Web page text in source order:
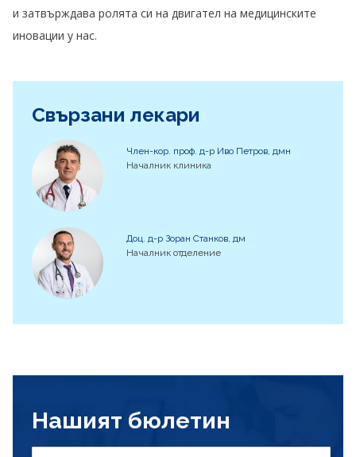
и затвърждава ролята си на двигател на медицинските
иновации у нас.
Свързани лекари
Член-кор. проф. д-р Иво Петров, дмн
Началник клиника
Доц. д-р Зоран Станков, дм
Началник отделение
Нашият бюлетин